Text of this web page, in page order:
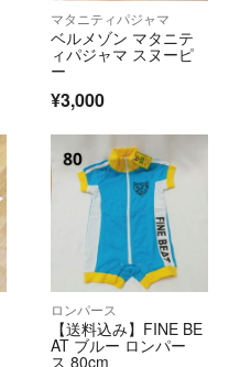
マタニティパジャマ
ベルメゾン マタニテ
ィパジャマ スヌーピ
ー
¥3,000
ロンパース
【送料込み】FINE BE
AT ブルー ロンパー
ス 80cm